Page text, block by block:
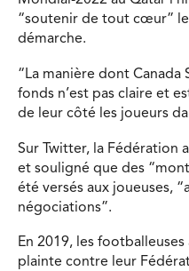
“soutenir de tout cœur”
démarche.
“La manière dont Canada
fonds n’est pas claire et
de leur côté les joueurs
Sur Twitter, la Fédération
et souligné que des
été versés aux joueuses,
négociations”.
En 2019, les
plainte contre leur